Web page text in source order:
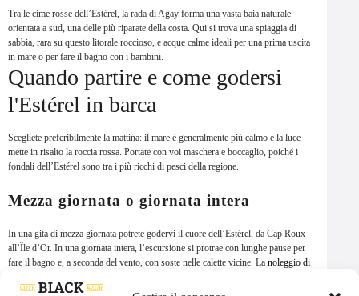
Tra le cime rosse dell’Estérel, la rada di Agay forma una vasta baia naturale
orientata a sud, una delle più riparate della costa. Qui si trova una spiaggia di
sabbia, rara su questo litorale roccioso, e acque calme ideali per una prima uscita
in mare o per fare il bagno con i bambini.
Quando partire e come godersi
l'Estérel in barca
Scegliete preferibilmente la mattina: il mare è generalmente più calmo e la luce
mette in risalto la roccia rossa. Portate con voi maschera e boccaglio, poiché i
fondali dell’Estérel sono tra i più ricchi di pesci della regione.
Mezza giornata o giornata intera
In una gita di mezza giornata potrete godervi il cuore dell’Estérel, da Cap Roux
all’Île d’Or. In una giornata intera, l’escursione si protrae con lunghe pause per
fare il bagno e, a seconda del vento, con soste nelle calette vicine. La noleggio di
meteorologiche del giorno. Per raggiungere il massiccio, prenotate l’